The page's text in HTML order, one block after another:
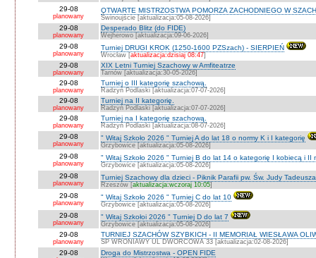
29-08
planowany
OTWARTE MISTRZOSTWA POMORZA ZACHODNIEGO W
Świnoujście [aktualizacja:05-08-2026]
29-08
planowany
Desperado Blitz (do FIDE)
Wejherowo [aktualizacja:09-06-2026]
29-08
planowany
Turniej DRUGI KROK (1250-1600 PZSzach) - SIERPIEŃ
Wrocław [aktualizacja:dzisiaj 08:47]
29-08
planowany
XIX Letni Turniej Szachowy w Amfiteatrze
Tarnów [aktualizacja:30-05-2026]
29-08
planowany
Turniej o III kategorię szachową.
Radzyń Podlaski [aktualizacja:07-07-2026]
29-08
planowany
Turniej na II kategorię.
Radzyń Podlaski [aktualizacja:07-07-2026]
29-08
planowany
Turniej na I kategorię szachową.
Radzyń Podlaski [aktualizacja:08-07-2026]
29-08
planowany
" Witaj Szkoło 2026 " Turniej A do lat 18 o normy K i I kategorię
Grzybowice [aktualizacja:05-08-2026]
29-08
planowany
" Witaj Szkoło 2026 " Turniej B do lat 14 o kategorię I kobiecą i II
Grzybowice [aktualizacja:05-08-2026]
29-08
planowany
Turniej Szachowy dla dzieci - Piknik Parafii pw. Św. Judy
Rzeszów [aktualizacja:wczoraj 10:05]
29-08
planowany
" Witaj Szkoło 2026 " Turniej C do lat 10
Grzybowice [aktualizacja:05-08-2026]
29-08
planowany
" Witaj Szkołoi 2026 " Turniej D do lat 7
Grzybowice [aktualizacja:05-08-2026]
29-08
planowany
TURNIEJ SZACHÓW SZYBKICH - II MEMORIAŁ WIESŁAWA
SP WRONIAWY UL DWORCOWA 33 [aktualizacja:02-08-2026]
29-08 Droga do Mistrzostwa - OPEN FIDE